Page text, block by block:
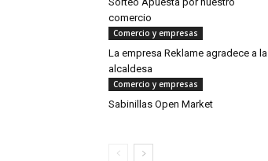
comercio
Comercio y empresas
La empresa Reklame agradece a la
alcaldesa
Comercio y empresas
Sabinillas Open Market